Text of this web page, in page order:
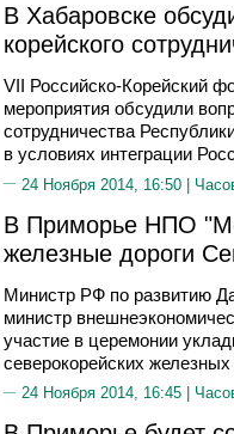
В Хабаровске
корейского
VII Российско-Корейский
мероприятия обсудили
сотрудничества
в условиях интеграции
24 Ноября 2014, 16:50 |
В Приморье НПО
железные дороги
Министр РФ по развитию
министр
участие в церемонии
северокорейских железных
24 Ноября 2014, 16:45 |